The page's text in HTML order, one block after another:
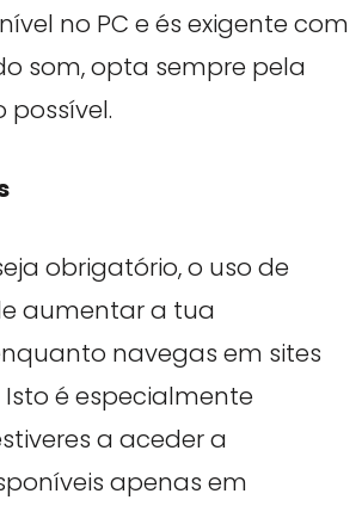
no PC e és exigente com
som, opta sempre pela
obrigatório, o uso de
aumentar a tua
navegas em sites
Isto é especialmente
a aceder a
apenas em